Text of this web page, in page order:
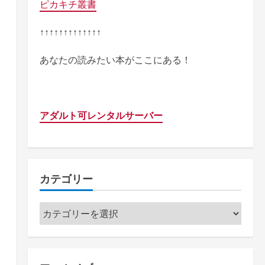
ピカキチ叢書
↑↑↑↑↑↑↑↑↑↑↑↑↑
あなたの読みたい本がここにある！
アダルト可レンタルサーバー
カテゴリー
カ
テ